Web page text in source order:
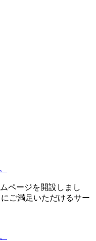
ページを開設しまし
ご満足いただけるサー